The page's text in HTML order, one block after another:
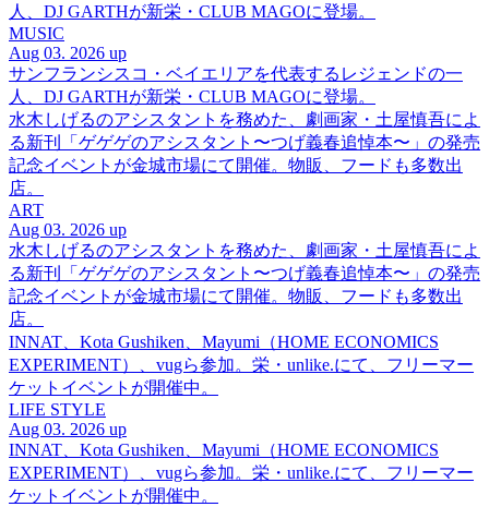
人、DJ GARTHが新栄・CLUB MAGOに登場。
MUSIC
Aug 03. 2026 up
サンフランシスコ・ベイエリアを代表するレジェンドの一
人、DJ GARTHが新栄・CLUB MAGOに登場。
水木しげるのアシスタントを務めた、劇画家・土屋慎吾によ
る新刊「ゲゲゲのアシスタント〜つげ義春追悼本〜」の発売
記念イベントが金城市場にて開催。物販、フードも多数出
店。
ART
Aug 03. 2026 up
水木しげるのアシスタントを務めた、劇画家・土屋慎吾によ
る新刊「ゲゲゲのアシスタント〜つげ義春追悼本〜」の発売
記念イベントが金城市場にて開催。物販、フードも多数出
店。
INNAT、Kota Gushiken、Mayumi（HOME ECONOMICS
EXPERIMENT）、vugら参加。栄・unlike.にて、フリーマー
ケットイベントが開催中。
LIFE STYLE
Aug 03. 2026 up
INNAT、Kota Gushiken、Mayumi（HOME ECONOMICS
EXPERIMENT）、vugら参加。栄・unlike.にて、フリーマー
ケットイベントが開催中。